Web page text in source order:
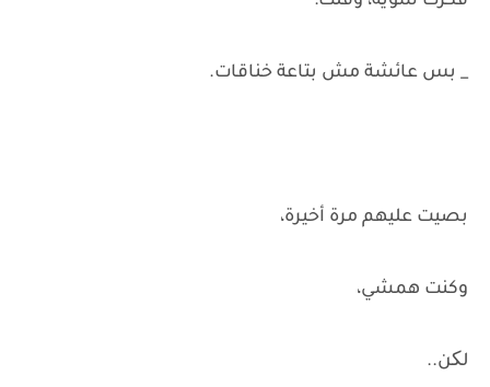
_ بس عائشة مش بتاعة خناقات.
بصيت عليهم مرة أخيرة،
وكنت همشي،
لکن..